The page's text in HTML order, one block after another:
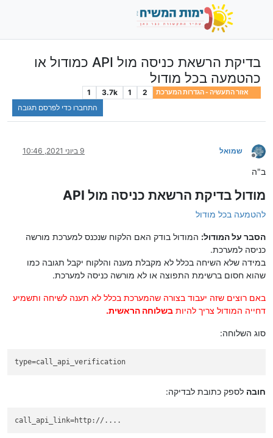
בדיקת הרשאת כניסה מול API כמודול או
כהטמעה בכל מודול
אזור התעשיה - הגדרות המערכת 2
1
3.7k
1
התחברו כדי לפרסם תגובה
מנותק
שמואל 9 ביוני 2021, 10:46
ב"ה
מודול בדיקת הרשאת כניסה מול API
להטמעה בכל מודול
הסבר על המודול: המודול בודק האם הלקוח שנכנס למערכת מורשה
כניסה למערכת.
במידה שלא השיחה בכלל לא מקבלת מענה והלקוח יקבל תגובה כמו
שהוא חסום ברשימת התפוצה או לא מורשה כניסה למערכת.
באם רוצים שזה יעבוד בצורה שהמערכת בכלל לא תענה לשיחה ותשמיע
דחייה המודול צריך להיות בשלוחה הראשית.
סוג השלוחה:
type=call_api_verification
חובה לספק כתובת לבדיקה:
call_api_link=http://....